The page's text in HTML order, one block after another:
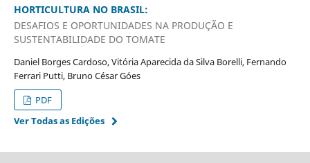
HORTICULTURA NO BRASIL:
DESAFIOS E OPORTUNIDADES NA PRODUÇÃO E
SUSTENTABILIDADE DO TOMATE
Daniel Borges Cardoso, Vitória Aparecida da Silva Borelli, Fernando
Ferrari Putti, Bruno César Góes
PDF
Ver Todas as Edições